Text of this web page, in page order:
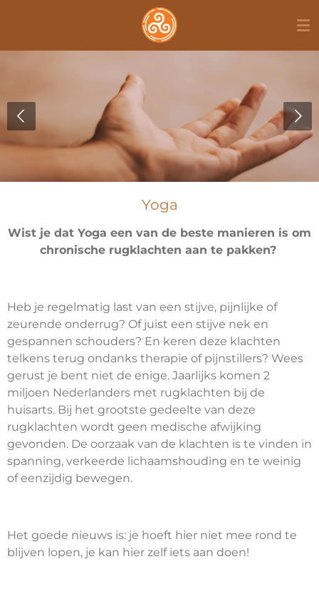
naar
Yoga
Wist je dat Yoga een van de beste manieren is om
chronische rugklachten aan te pakken?
Heb je regelmatig last van een stijve, pijnlijke of
zeurende onderrug? Of juist een stijve nek en
gespannen schouders? En keren deze klachten
telkens terug ondanks therapie of pijnstillers? Wees
gerust je bent niet de enige. Jaarlijks komen 2
miljoen Nederlanders met rugklachten bij de
huisarts. Bij het grootste gedeelte van deze
rugklachten wordt geen medische afwijking
gevonden. De oorzaak van de klachten is te vinden in
spanning, verkeerde lichaamshouding en te weinig
of eenzijdig bewegen.
Het goede nieuws is: je hoeft hier niet mee rond te
blijven lopen, je kan hier zelf iets aan doen!